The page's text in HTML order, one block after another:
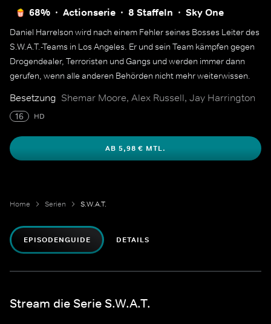
68% Actionserie 8 Staffeln Sky One
Daniel Harrelson wird nach einem Fehler seines Bosses Leiter des
S.W.A.T.-Teams in Los Angeles. Er und sein Team kämpfen gegen
Drogendealer, Terroristen und Gangs und werden immer dann
gerufen, wenn alle anderen Behörden nicht mehr weiterwissen.
Besetzung Shemar Moore, Alex Russell, Jay Harrington
16 HD
AB 5,98 € MTL.
Home Serien S.W.A.T.
EPISODENGUIDE DETAILS
Stream die Serie S.W.A.T.